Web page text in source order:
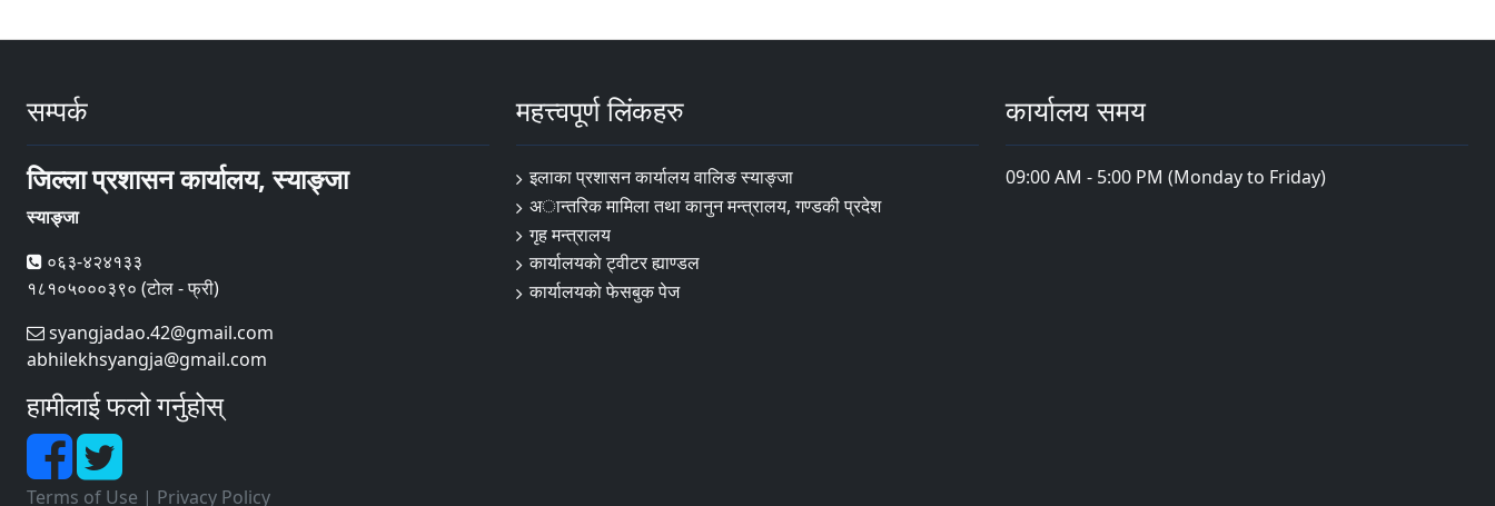
सम्पर्क
जिल्ला प्रशासन कार्यालय, स्याङ्जा
स्याङ्जा
०६३-४२४१३३
१८१०५०००३९० (टोल - फ्री)
syangjadao.42@gmail.com
abhilekhsyangja@gmail.com
हामीलाई फलो गर्नुहोस्
Terms of Use | Privacy Policy
महत्त्वपूर्ण लिंकहरु
इलाका प्रशासन कार्यालय वालिङ स्याङ्जा
अान्तरिक मामिला तथा कानुन मन्त्रालय, गण्डकी प्रदेश
गृह मन्त्रालय
कार्यालयकाे ट्वीटर ह्याण्डल
कार्यालयकाे फेसबुक पेज
कार्यालय समय
09:00 AM - 5:00 PM (Monday to Friday)